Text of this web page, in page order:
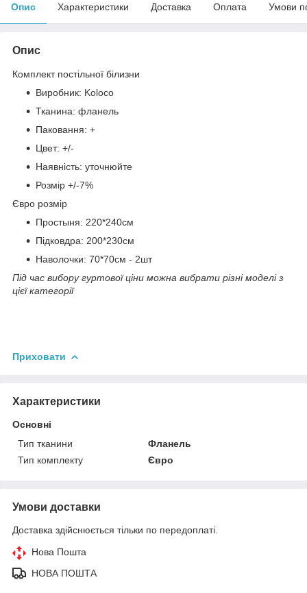
Опис Характеристики Доставка Оплата Умови
Опис
Комплект постільної білизни
Виробник: Koloco
Тканина: фланель
Паковання: +
Цвет: +/-
Наявність: уточнюйте
Розмір +/-7%
Євро розмір
Простыня: 220*240см
Підковдра: 200*230см
Наволочки: 70*70см - 2шт
Під час вибору гуртової ціни можна вибрати різні моделі з
цієї категорії
Приховати
Характеристики
Основні
Тип тканини
Фланель
Тип комплекту
Євро
Умови доставки
Доставка здійснюється тільки по передоплаті.
Нова Пошта
НОВА ПОШТА